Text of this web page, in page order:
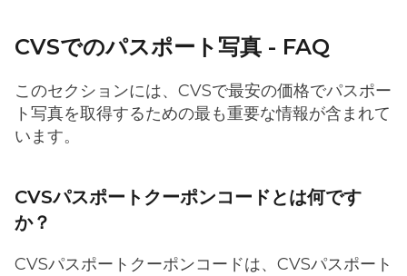
CVSでのパスポート写真 - FAQ
このセクションには、CVSで最安の価格でパスポー
ト写真を取得するための最も重要な情報が含まれて
います。
CVSパスポートクーポンコードとは何です
か？
CVSパスポートクーポンコードは、CVSパスポート